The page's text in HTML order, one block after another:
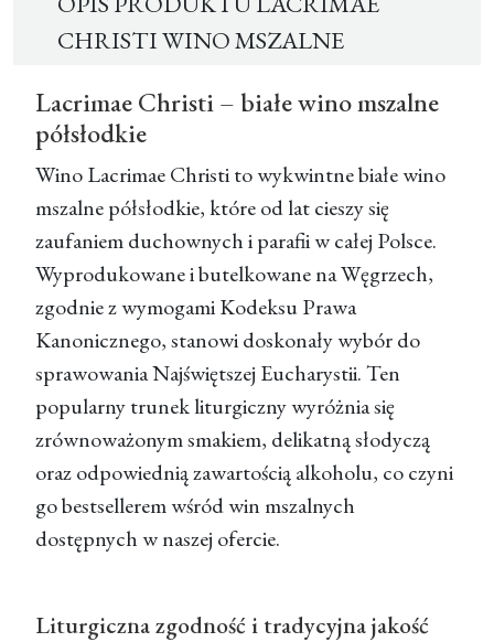
CHRISTI WINO MSZALNE
Lacrimae Christi – białe wino mszalne
półsłodkie
Wino Lacrimae Christito wykwintne białe wino
mszalne półsłodkie, które od lat cieszy się
zaufaniem duchownych i parafii w całej Polsce.
Wyprodukowane i butelkowane na Węgrzech,
zgodnie z wymogami Kodeksu Prawa
Kanonicznego, stanowi doskonały wybór do
sprawowania Najświętszej Eucharystii. Ten
popularny trunek liturgiczny wyróżnia się
zrównoważonym smakiem, delikatną słodyczą
oraz odpowiednią zawartością alkoholu, co czyni
go bestsellerem wśród win mszalnych
dostępnych w naszej ofercie.
Liturgiczna zgodność i tradycyjna jakość